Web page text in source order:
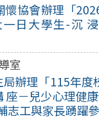
懷協會辦理「
日大學生-沉
室
辦理「115年度
座－兒少心理健
志工與家長踴躍